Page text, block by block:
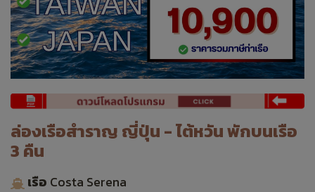
ล่องเรือสำราญ ญี่ปุ่น - ไต้หวัน พักบนเรือ
3 คืน
เรือ Costa Serena